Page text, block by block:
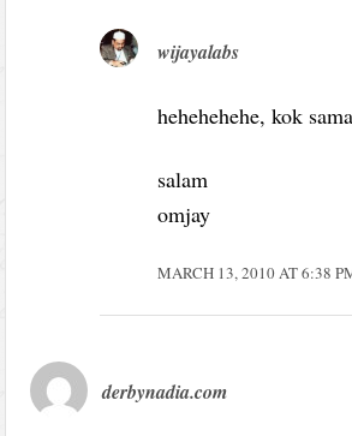
wijayalabs
hehehehehe, kok
salam
omjay
MARCH 13, 2010 AT 6:38
derbynadia.com